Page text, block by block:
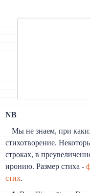
NB
Мы не знаем, при
стихотворение.
строках, в
иронию. Размер стиха -
стих.